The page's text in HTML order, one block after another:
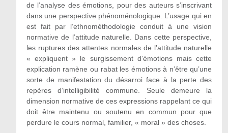
de l’analyse des émotions, pour des auteurs s’inscrivant
dans une perspective phénoménologique. L’usage qui en
est fait par l’ethnométhodologie conduit à une vision
normative de l’attitude naturelle. Dans cette perspective,
les ruptures des attentes normales de l’attitude naturelle
« expliquent » le surgissement d’émotions mais cette
explication ramène ou rabat les émotions à n’être qu’une
sorte de manifestation du désarroi face à la perte des
repères d’intelligibilité commune. Seule demeure la
dimension normative de ces expressions rappelant ce qui
doit être maintenu ou soutenu en commun pour que
perdure le cours normal, familier, « moral » des choses.